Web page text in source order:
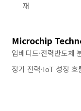
재
Microchip
임베디드·전력반도체
장기 전력·IoT 성장